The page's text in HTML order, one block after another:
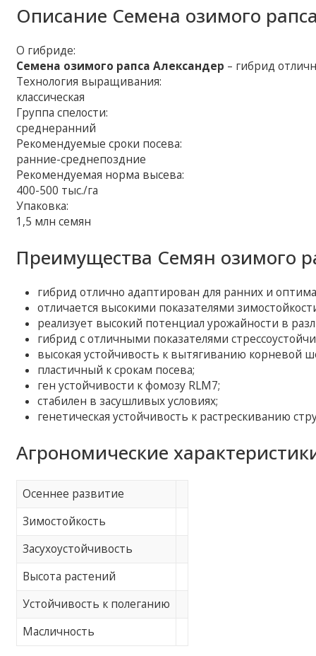
Описание Семена озимого
О гибриде:
Семена озимого рапса Александер – гибрид
Технология выращивания:
классическая
Группа спелости:
среднеранний
Рекомендуемые сроки посева:
ранние-среднепоздние
Рекомендуемая норма высева:
400-500 тыс./га
Упаковка:
1,5 млн семян
Преимущества Семян озимого
гибрид отлично адаптирован для ранних и
отличается высокими показателями
реализует высокий потенциал урожайности в
гибрид с отличными показателями
высокая устойчивость к вытягиванию корневой
пластичный к срокам посева;
ген устойчивости к фомозу RLM7;
стабилен в засушливых условиях;
генетическая устойчивость к растрескиванию
Агрономические
Осеннее развитие
Зимостойкость
Засухоустойчивость
Высота растений
Устойчивость к полеганию
Масличность